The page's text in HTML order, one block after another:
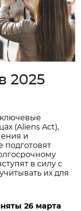
2025
ключевые
(Aliens Act),
и
подготовят
в силу с
их для
26 марта